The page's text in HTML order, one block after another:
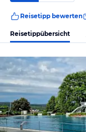
Reisetipp bewerten
Reisetippübersicht